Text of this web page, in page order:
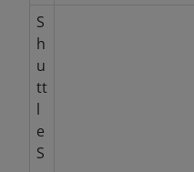
S
h
u
tt
l
e
S